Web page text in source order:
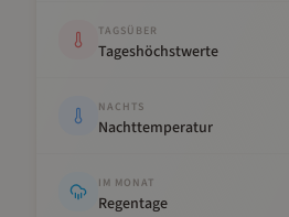
TAGSÜBER
Tageshöchstwerte
NACHTS
Nachttemperatur
IM MONAT
Regentage